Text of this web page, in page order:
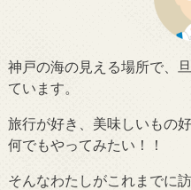
神戸の海の見える場所で、
ています。
旅行が好き、美味しいもの
何でもやってみたい！！
そんなわたしがこれまでに